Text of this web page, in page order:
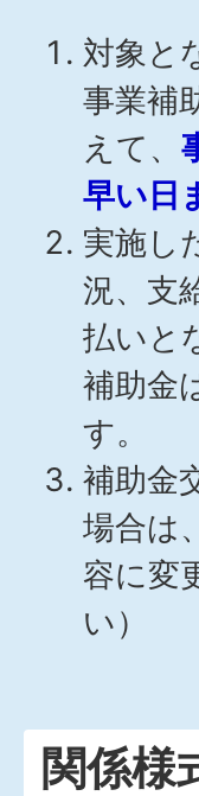
対象と
事業補
えて、
早い日
実施し
況、支
払いと
補助金
す。
補助金
場合は
容に変
い）
関係様